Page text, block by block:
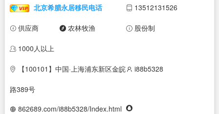
北京希腊永居移民电话 13512131526
供应商 农林牧渔 股份制
1000人以上
【100101】中国·上海浦东新区金皖
路389号
i88b5328
862689.com/i88b5328/Index.html